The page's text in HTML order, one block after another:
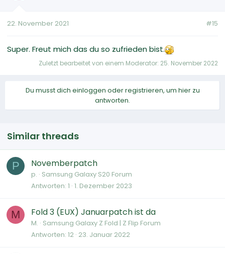
22. November 2021 #15
Super. Freut mich das du so zufrieden bist.
Zuletzt bearbeitet von einem Moderator: 25. November 2022
Du musst dich einloggen oder registrieren, um hier zu
antworten.
Similar threads
P Novemberpatch
p. Samsung Galaxy S20 Forum
Antworten 1 1. Dezember 2023
M Fold 3 (EUX) Januarpatch ist da
M. Samsung Galaxy Z Fold | Z Flip Forum
Antworten 12 23. Januar 2022